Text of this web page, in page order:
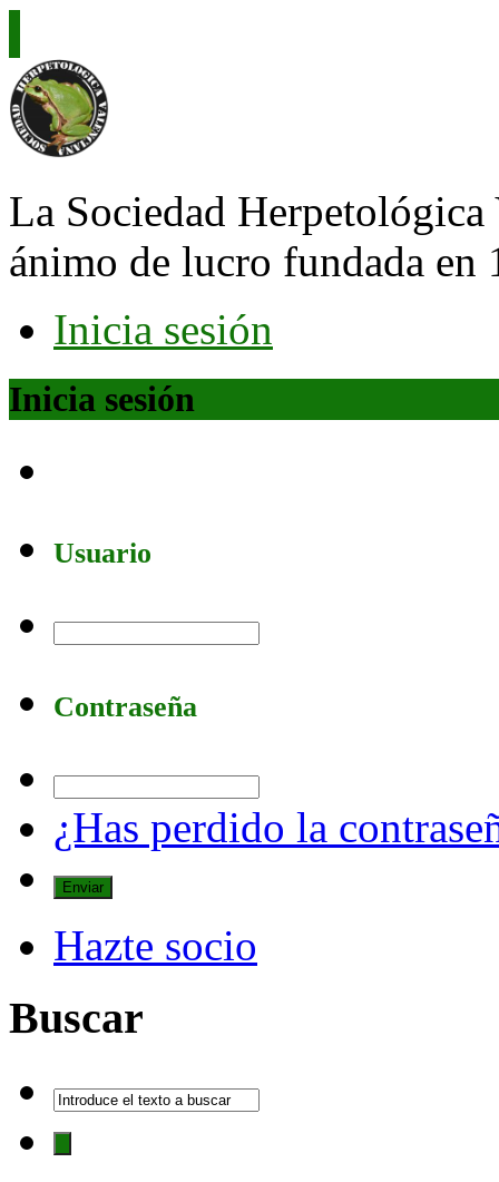
La Sociedad Herpetológica
ánimo de lucro fundada en
Inicia sesión
Inicia sesión
Usuario
Contraseña
¿Has perdido la
Hazte socio
Buscar